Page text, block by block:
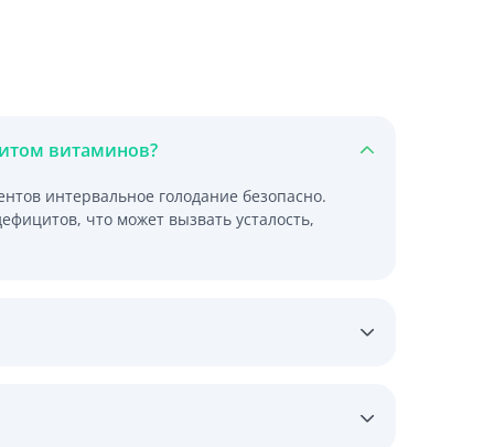
витаминов?
интервальное голодание безопасно.
что может вызвать усталость,